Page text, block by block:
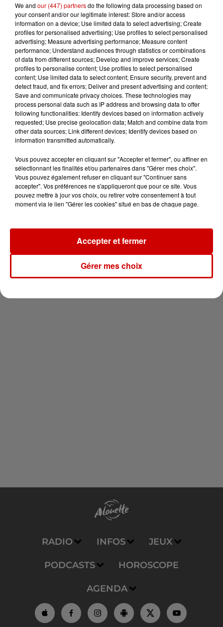
Le Duel - Gagnez vos entrées
pour l'un des zoos de nos
régions !
Destination Vacances - Gagnez
votre séjour en famille au cœur
de la...
Destination Vacances : inscrivez-
vous !
Newsletter
RADIO INFOS JEUX
PODCASTS HOROSCOPE
AGENDA
We and our (447) partnersdo the following data processing based on
your consent and/or our legitimate interest: Store and/or access
information on a device; Use limited data to select advertising; Create
profiles for personalised advertising; Use profiles to select personalised
advertising; Measure advertising performance; Measure content
performance; Understand audiences through statistics or combinations
of data from different sources; Develop and improve services; Create
profiles to personalise content; Use profiles to select personalised
content; Use limited data to select content; Ensure security, prevent and
detect fraud, and fix errors; Deliver and present advertising and content;
Save and communicate privacy choices. These technologies may
process personal data such as IP address and browsing data to offer
following functionalities: Identify devices based on information actively
requested; Use precise geolocation data; Match and combine data from
other data sources; Link different devices; Identify devices based on
information transmitted automatically.
Vous pouvez accepter en cliquant sur "Accepter et fermer", ou affiner en
sélectionnant les finalités et/ou partenaires dans "Gérer mes choix".
Vous pouvez également refuser en cliquant sur "Continuer sans
accepter". Vos préférences ne s'appliqueront que pour ce site. Vous
pouvez mettre à jour vos choix, ou retirer votre consentement à tout
moment via le lien "Gérer les cookies" situé en bas de chaque page.
Gérer mes choix
Accepter et fermer